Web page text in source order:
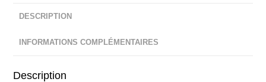
DESCRIPTION
INFORMATIONS COMPLÉMENTAIRES
Description